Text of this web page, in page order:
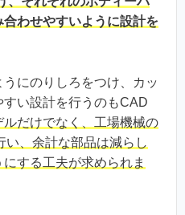
わせやすいように設計を
にのりしろをつけ、カッ
すい設計を行うのもCAD
ルだけでなく、工場機械の
、余計な部品は減らし
する工夫が求められま